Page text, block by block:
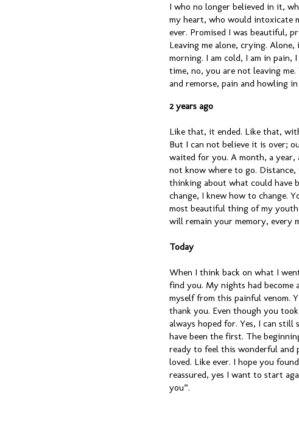
I who no longer believed in it,
my heart, who would intoxicate
ever. Promised I was beautiful,
Leaving me alone, crying.
morning. I am cold, I am in pain,
time, no, you are not leaving
and remorse, pain and howling
2 years ago
Like that, it ended. Like that,
But I can not believe it is over;
waited for you. A month, a
not know where to go.
thinking about what could have
change, I knew how to change.
most beautiful thing of my
will remain your memory, every
Today
When I think back on what I
find you. My nights had become
myself from this painful venom.
thank you. Even though you
always hoped for. Yes, I can still
have been the first. The
ready to feel this wonderful and
loved. Like ever. I hope you
reassured, yes I want to start
you”.